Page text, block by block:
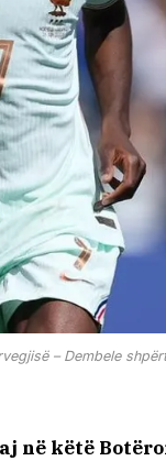
– Dembele
në këtë